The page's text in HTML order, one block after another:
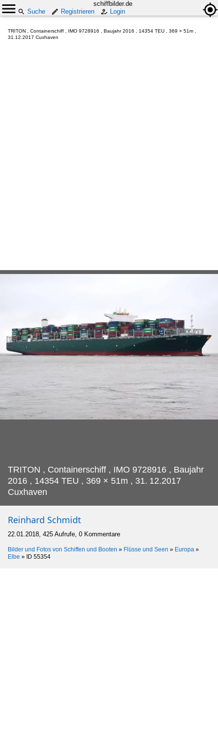
schiffbilder.de
Suche
Registrieren Login
TRITON , Containerschiff , IMO 9728916 , Baujahr 2016 , 14354 TEU , 369 × 51m ,
31.12.2017 Cuxhaven
TRITON , Containerschiff , IMO 9728916 , Baujahr
2016 , 14354 TEU , 369 × 51m , 31. 12.2017
Cuxhaven
Reinhard Schmidt
22.01.2018, 425 Aufrufe, 0 Kommentare
Bilder und Fotos von Schiffen und Booten » Flüsse und Seen » Europa »
Elbe » ID 55354